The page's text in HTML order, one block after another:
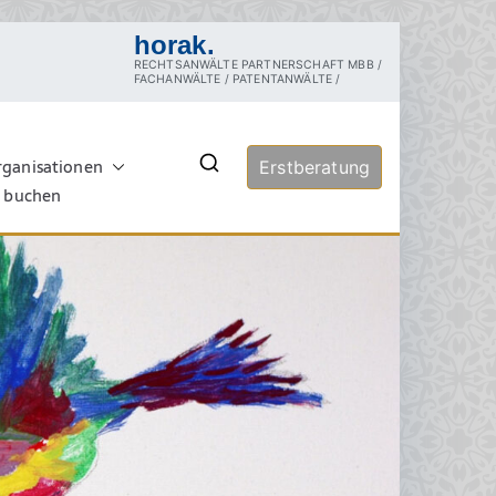
horak.
RECHTSANWÄLTE PARTNERSCHAFT MBB /
FACHANWÄLTE / PATENTANWÄLTE /
Tierschutzrecht,
Sachverständige,
Erstberatung